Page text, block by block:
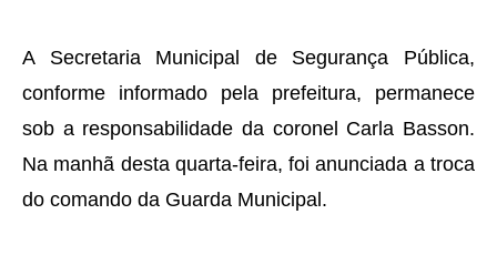
A Secretaria Municipal de Segurança Pública,
conforme informado pela prefeitura, permanece
sob a responsabilidade da coronel Carla Basson.
Na manhã desta quarta-feira, foi anunciada a troca
do comando da Guarda Municipal.